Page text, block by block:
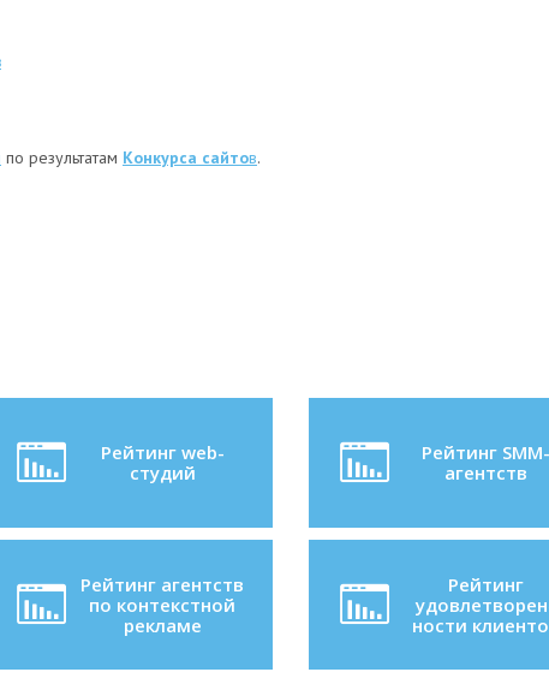
по результатам Конкурса сайтов.
Рейтинг web-
студий
Рейтинг SMM-
агентств
Рейтинг агентств
по контекстной
рекламе
Рейтинг
ности